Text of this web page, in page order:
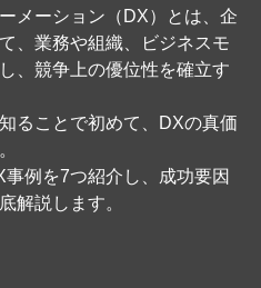
メーション（DX）とは、企
、業務や組織、ビジネスモ
、競争上の優位性を確立す
ることで初めて、DXの真価
例を7つ紹介し、成功要因
解説します。